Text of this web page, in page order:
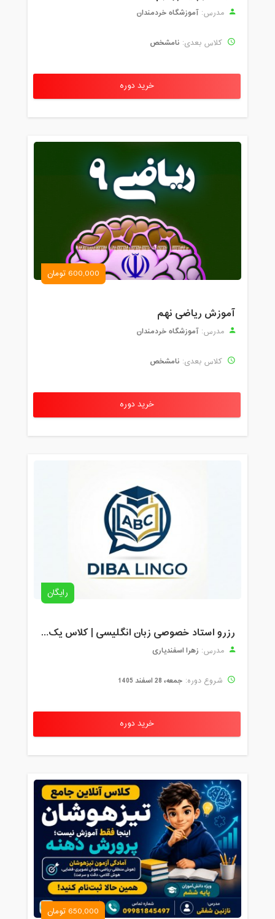
مدرس: آموزشگاه خردمندان
کلاس بعدی: نامشخص
خرید دوره
600,000 تومان
آموزش ریاضی نهم
مدرس: آموزشگاه خردمندان
کلاس بعدی: نامشخص
خرید دوره
رایگان
رزرو استاد خصوصی زبان انگلیسی | کلاس یک‌نفره با زهرا اسفندیاری + مشاوره رایگان
مدرس: زهرا اسفندیاری
شروع دوره: جمعه، 28 اسفند 1405
خرید دوره
650,000 تومان